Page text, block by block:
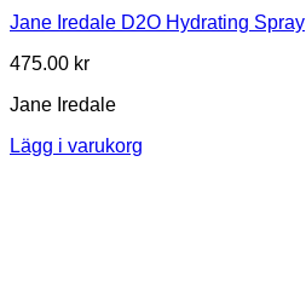
Jane Iredale D2O Hydrating Spray
475.00 kr
Jane Iredale
Lägg i varukorg